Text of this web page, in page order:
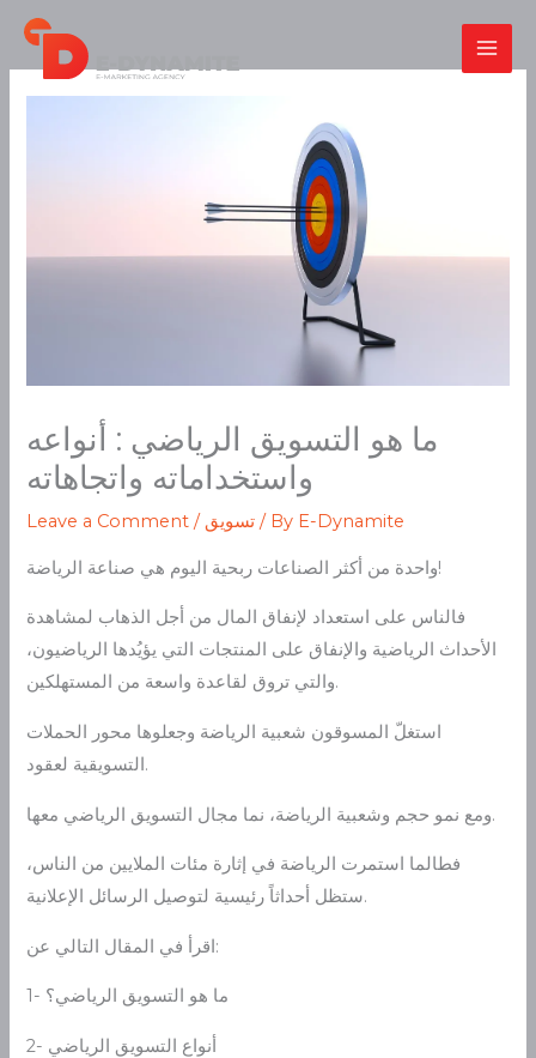
Skip
content
ما هو التسويق الرياضي : أنواعه
واستخداماته واتجاهاته
Leave a Comment /تسويق / By E-Dynamite
واحدة من أكثر الصناعات ربحية اليوم هي صناعة الرياضة!
فالناس على استعداد لإنفاق المال من أجل الذهاب لمشاهدة
الأحداث الرياضية والإنفاق على المنتجات التي يؤيُدها الرياضيون،
والتي تروق لقاعدة واسعة من المستهلكين.
استغلّ المسوقون شعبية الرياضة وجعلوها محور الحملات
التسويقية لعقود.
ومع نمو حجم وشعبية الرياضة، نما مجال التسويق الرياضي معها.
فطالما استمرت الرياضة في إثارة مئات الملايين من الناس،
ستظل أحداثاً رئيسية لتوصيل الرسائل الإعلانية.
اقرأ في المقال التالي عن:
1- ما هو التسويق الرياضي؟
2- أنواع التسويق الرياضي